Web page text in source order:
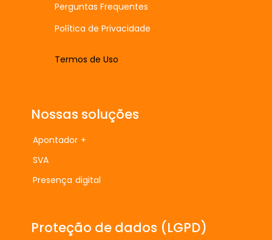
Perguntas Frequentes
Política de Privacidade
Termos de Uso
Nossas soluções
Apontador +
SVA
Presença digital
Proteção de dados (LGPD)